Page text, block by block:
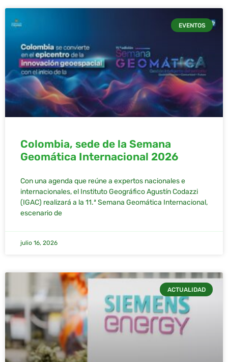
EVENTOS
Colombia, sede de la Semana
Geomática Internacional 2026
Con una agenda que reúne a expertos nacionales e
internacionales, el Instituto Geográfico Agustín Codazzi
(IGAC) realizará a la 11.ª Semana Geomática Internacional,
escenario de
julio 16, 2026
ACTUALIDAD